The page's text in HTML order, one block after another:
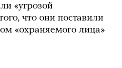
«угрозой
что они поставили
«охраняемого лица»